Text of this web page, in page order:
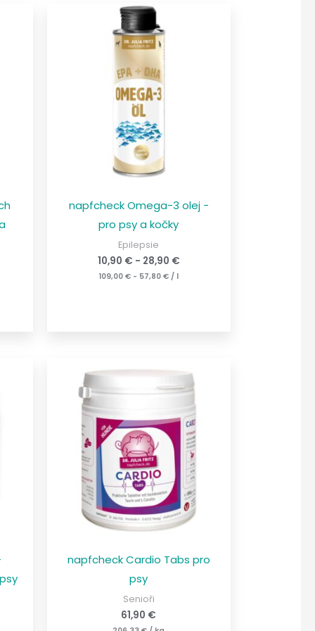
napfcheck Omega-3 olej -
pro psy a kočky
Epilepsie
10,90 € - 28,90 €
109,00 €- 57,80 €/ l
napfcheck Cardio Tabs pro
psy
Senioři
61,90 €